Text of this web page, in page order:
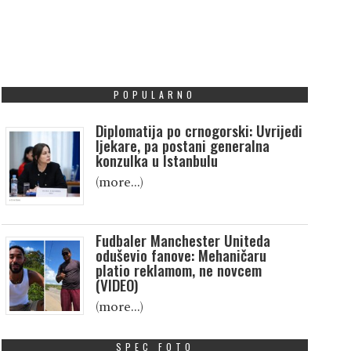
POPULARNO
Diplomatija po crnogorski: Uvrijedi
ljekare, pa postani generalna
konzulka u Istanbulu
(more…)
Fudbaler Manchester Uniteda
oduševio fanove: Mehaničaru
platio reklamom, ne novcem
(VIDEO)
(more…)
SPEC FOTO